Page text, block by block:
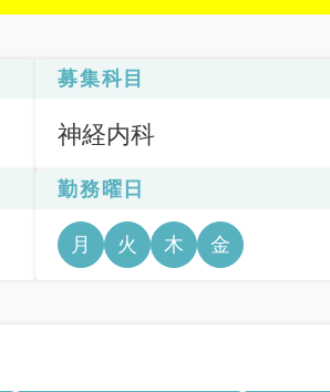
募集科目
神経内科
勤務曜日
月 火 木 金